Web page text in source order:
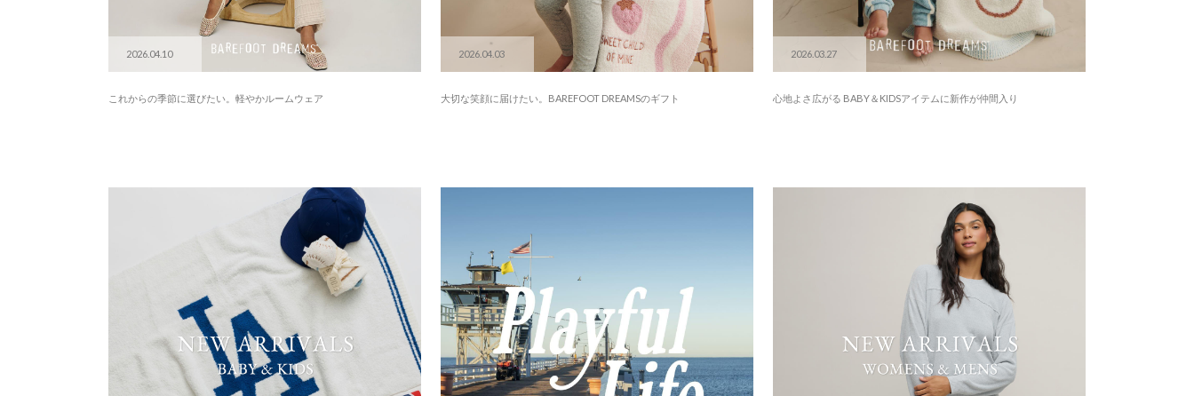
2026.04.10
これからの季節に選びたい。軽やかルームウェア
2026.04.03
大切な笑顔に届けたい。BAREFOOT DREAMSのギフト
2026.03.27
心地よさ広がる BABY＆KIDSアイテムに新作が仲間入り